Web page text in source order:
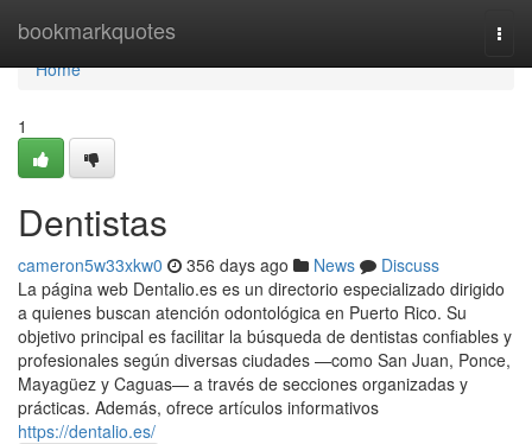
bookmarkquotes
Home
Home
1
Dentistas
cameron5w33xkw0 356 days ago News
Discuss
La página web Dentalio.es es un directorio especializado dirigido
a quienes buscan atención odontológica en Puerto Rico. Su
objetivo principal es facilitar la búsqueda de dentistas confiables y
profesionales según diversas ciudades —como San Juan, Ponce,
Mayagüez y Caguas— a través de secciones organizadas y
prácticas. Además, ofrece artículos informativos
https://dentalio.es/